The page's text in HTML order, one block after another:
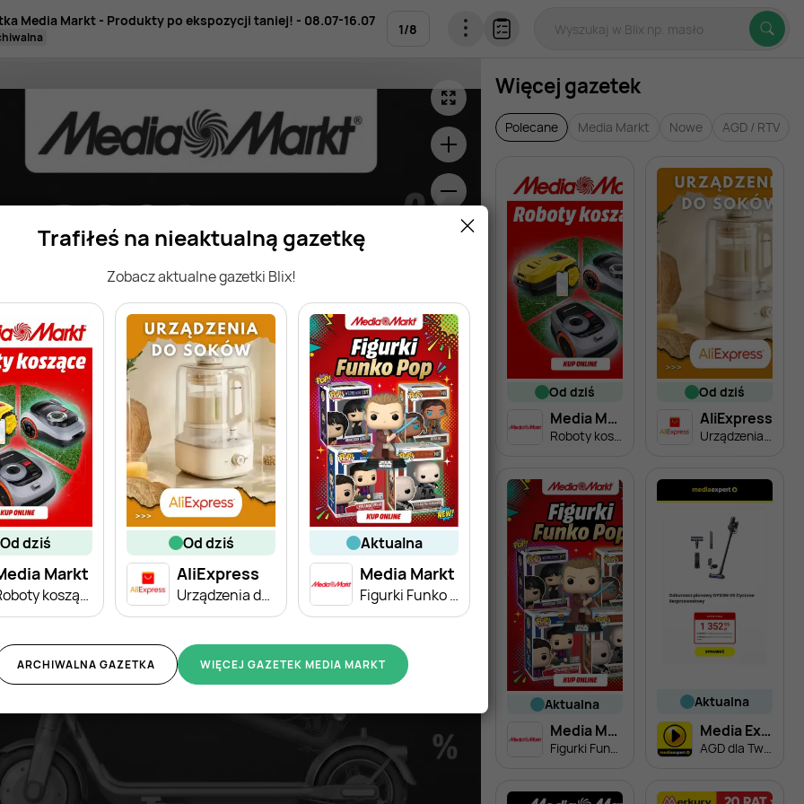
Trafiłeś na nieaktualną gazetkę
Zobacz aktualne gazetki Blix!
od dziś
Markt
Roboty koszące
od dziś
AliExpress
Urządzenia do soków
aktualna
Media Markt
Figurki Funko Pop
WIĘCEJ GAZETEK MEDIA MARKT
ARCHIWALNA GAZETKA
Media Markt - Produkty po ekspozycji taniej! - 08.07-16.07
1/8
Więcej gazetek
Polecane Media Markt Nowe AGD / RTV
od dziś
Media Markt
Roboty koszące
od dziś
AliExpress
Urządzenia do soków
aktualna
Media Markt
aktualna
Media Expert